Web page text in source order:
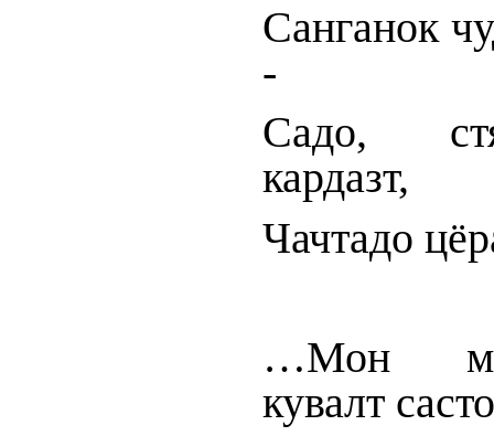
Санганок
-
Садо,
кардазт,
Чачтадо
…Мон
кувалт